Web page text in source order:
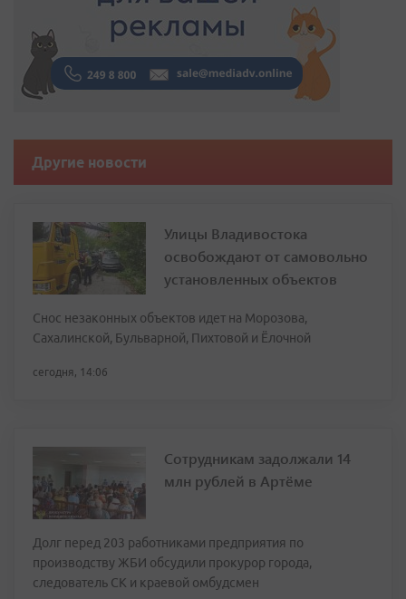
Другие новости
Улицы Владивостока
освобождают от самовольно
установленных объектов
Снос незаконных объектов идет на Морозова,
Сахалинской, Бульварной, Пихтовой и Ёлочной
сегодня, 14:06
Сотрудникам задолжали 14
млн рублей в Артёме
Долг перед 203 работниками предприятия по
производству ЖБИ обсудили прокурор города,
следователь СК и краевой омбудсмен